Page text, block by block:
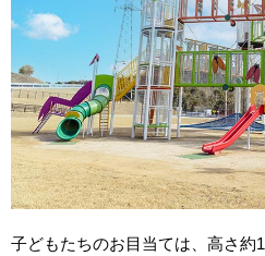
子どもたちのお目当ては、高さ約